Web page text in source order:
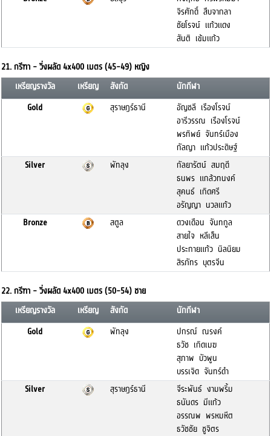
จิรศักดิ์ สืบจากลา
ชัยโรจน์ แก้วแดง
สันติ เข้มแก้ว
21. กรีฑา - วิ่งผลัด 4x400 เมตร (45-49) หญิง
เหรียญรางวัล
เหรียญ สังกัด
นักกีฬา
Gold
สุราษฎร์ธานี
อัญชลี เรืองโรจน์
อารีวรรณ เรืองโรจน์
พรทิพย์ จันทร์เมือง
กัลญา แก้วประดิษฐ์
Silver
พัทลุง
กัลยารัตน์ สมฤดี
ธนพร แกล้วทนงค์
สุคนธ์ เกิดศรี
อรัญญา นวลแก้ว
Bronze
สตูล
ดวงเดือน จันทกูล
สายใจ หลีเส็น
ประกายแก้ว นิลนิยม
สิรภัทร บุตรจีน
22. กรีฑา - วิ่งผลัด 4x400 เมตร (50-54) ชาย
เหรียญรางวัล
เหรียญ สังกัด
นักกีฬา
Gold
พัทลุง
ปกรณ์ ณรงค์
ธวัช เกิดเมฆ
สุภาพ บัวพูน
บรรเจิด จันทร์ดำ
Silver
สุราษฎร์ธานี
จีระพันธ์ งามพริ้ม
ธนันดร มีแก้ว
อรรณพ พรหมหีต
ธวัชชัย ชูจิตร